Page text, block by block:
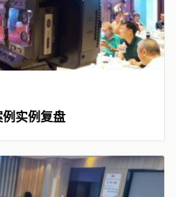
实例复盘